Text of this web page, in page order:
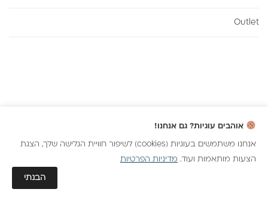
Outlet
אוהבים עוגיות? גם אנחנו!
אנחנו משתמשים בעוגיות (cookies) לשיפור חוויית הגלישה שלך, הצגת
הצעות מותאמות ועוד. מדיניות הפרטיות
הבנתי